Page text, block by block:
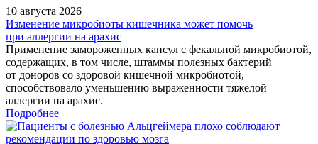
10 августа 2026
Изменение микробиоты кишечника может помочь
при аллергии на арахис
Применение замороженных капсул с фекальной микробиотой,
содержащих, в том числе, штаммы полезных бактерий
от доноров со здоровой кишечной микробиотой,
способствовало уменьшению выраженности тяжелой
аллергии на арахис.
Подробнее